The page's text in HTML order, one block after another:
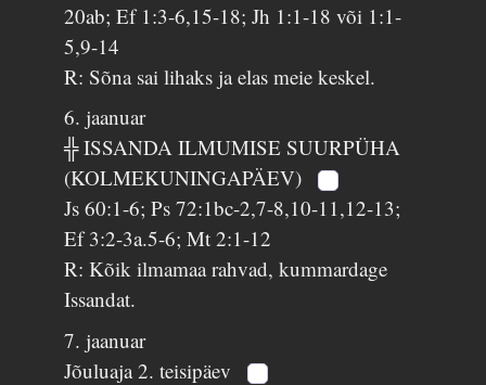
20ab; Ef 1:3-6,15-18; Jh 1:1-18 või 1:1-
5,9-14
R: Sõna sai lihaks ja elas meie keskel.
6. jaanuar
╬ ISSANDA ILMUMISE SUURPÜHA
(KOLMEKUNINGAPÄEV)
Js 60:1-6; Ps 72:1bc-2,7-8,10-11,12-13;
Ef 3:2-3a.5-6; Mt 2:1-12
R: Kõik ilmamaa rahvad, kummardage
Issandat.
7. jaanuar
Jõuluaja 2. teisipäev